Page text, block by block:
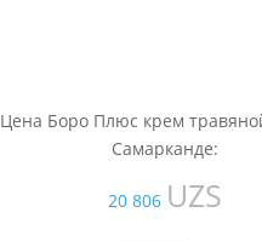
Цена Боро Плюс крем
Самарканде:
20 806 UZS